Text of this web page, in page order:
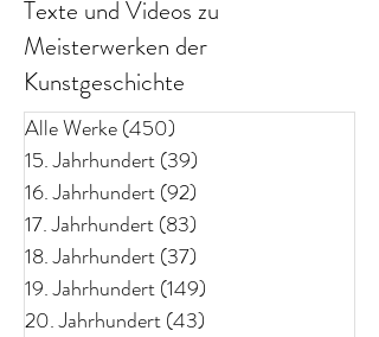
Texte und Videos zu
Meisterwerken der
Kunstgeschichte
Alle Werke(450)
15. Jahrhundert(39)
16. Jahrhundert(92)
17. Jahrhundert(83)
18. Jahrhundert(37)
19. Jahrhundert(149)
20. Jahrhundert(43)